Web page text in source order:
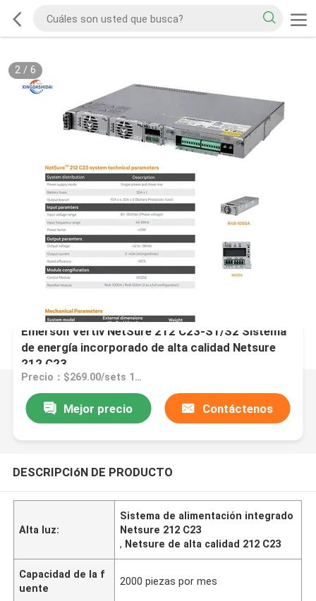
2/ 6
Emerson Vertiv NetSure 212 C23-S1/S2 Sistema
de energía incorporado de alta calidad Netsure
212 C23
Precio：$269.00/sets 1-9 sets
Mejor precio Contáctenos
DESCRIPCIóN DE PRODUCTO
Alta luz:
Sistema de alimentación integrado
Netsure 212 C23
, Netsure de alta calidad 212 C23
Capacidad de la f
uente
2000 piezas por mes